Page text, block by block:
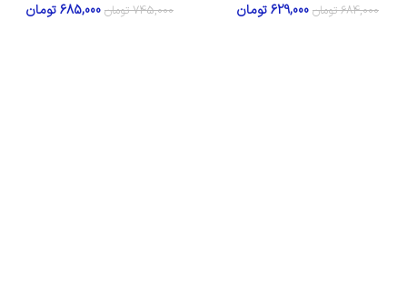
684,000 تومان 629,000تومان 745,000 تومان 685,000تومان